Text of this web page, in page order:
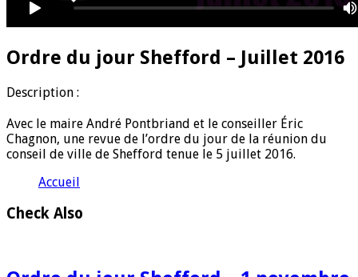
Ordre du jour Shefford – Juillet 2016
Description :
Avec le maire André Pontbriand et le conseiller Éric
Chagnon, une revue de l’ordre du jour de la réunion du
conseil de ville de Shefford tenue le 5 juillet 2016.
Accueil
Check Also